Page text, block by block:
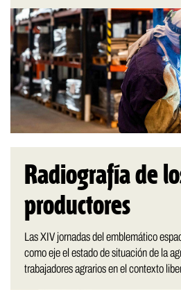
Radiografía de
productores
Las XIV jornadas del emblemático
como eje el estado de situación de la
trabajadores agrarios en el contexto